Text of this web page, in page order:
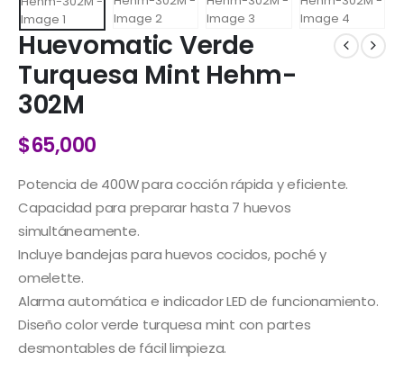
Huevomatic Verde
Turquesa Mint Hehm-
302M
$65,000
Potencia de 400W para cocción rápida y eficiente.
Capacidad para preparar hasta 7 huevos
simultáneamente.
Incluye bandejas para huevos cocidos, poché y
omelette.
Alarma automática e indicador LED de funcionamiento.
Diseño color verde turquesa mint con partes
desmontables de fácil limpieza.